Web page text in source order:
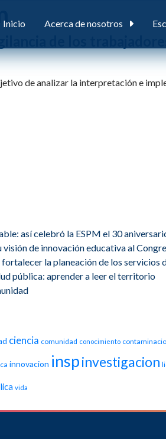
Inicio Acerca de nosotros
de los
de analizar la interpretación e
así celebró la ESPM el 30
de innovación educativa al
la planeación de los servicios
pública: aprender a leer el territorio
ciencia comunidad conocimiento
innovacion inspinvestigacion
vida